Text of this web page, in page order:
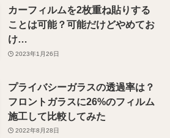
カーフィルムを2枚重ね貼りする
ことは可能？可能だけどやめてお
け…
2023年1月26日
プライバシーガラスの透過率は？
フロントガラスに26%のフィルム
施工して比較してみた
2022年8月28日